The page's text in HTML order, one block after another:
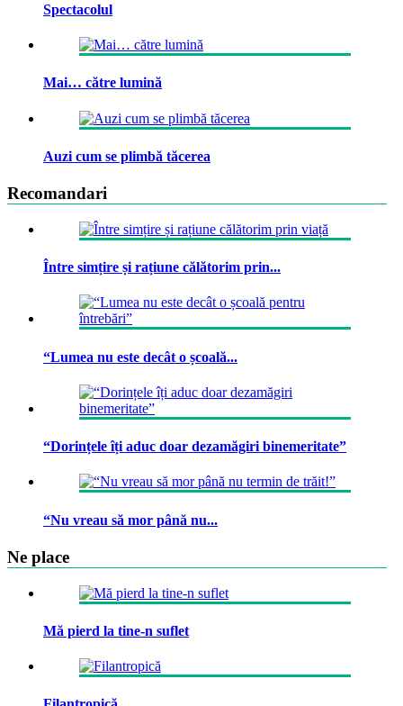
Spectacolul
Mai… către lumină
Auzi cum se plimbă tăcerea
Recomandari
Între simțire și rațiune călătorim prin...
“Lumea nu este decât o școală...
“Dorințele îți aduc doar dezamăgiri binemeritate”
“Nu vreau să mor până nu...
Ne place
Mă pierd la tine-n suflet